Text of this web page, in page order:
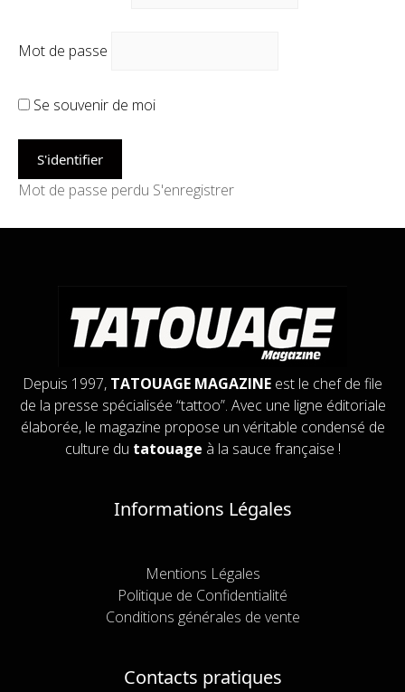
Mot de passe
Se souvenir de moi
Mot de passe perdu S'enregistrer
Depuis 1997, TATOUAGE MAGAZINE est le chef de file
de la presse spécialisée “tattoo”. Avec une ligne éditoriale
élaborée, le magazine propose un véritable condensé de
culture du tatouage à la sauce française !
Informations Légales
Mentions Légales
Politique de Confidentialité
Conditions générales de vente
Contacts pratiques